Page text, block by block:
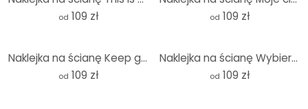
od 109 zł od 109 zł
Naklejka na ścianę Keep going keep growing - Round
od 109 zł
Naklejka na ścianę Wybierając mnie codziennie - Okrągła
od 109 zł